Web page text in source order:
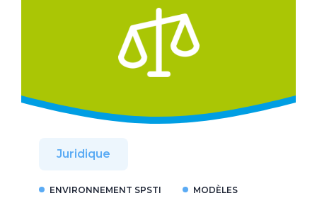
Juridique
ENVIRONNEMENT SPSTI MODÈLES